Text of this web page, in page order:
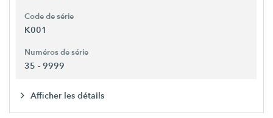
Code de série
K001
Numéros de série
35 - 9999
Afficher les détails